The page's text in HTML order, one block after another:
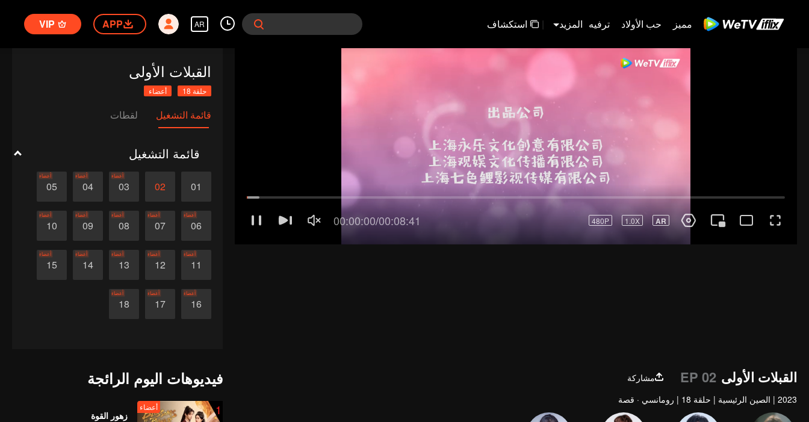
مميز حب الأولاد ترفيه المزيد | استكشاف AR
APP
VIP
القبلات الأولى
حلقة 18 أعضاء
قائمة التشغيل لقطات
قائمة التشغيل
01
02
03
أعضاء
04
أعضاء
05
أعضاء
06
أعضاء
07
أعضاء
08
أعضاء
09
أعضاء
10
أعضاء
11
أعضاء
12
أعضاء
13
أعضاء
14
أعضاء
15
أعضاء
16
أعضاء
17
أعضاء
18
أعضاء
القبلات الأولى EP 02
مشاركة
2023
| الصين الرئيسية | حلقة 18 | رومانسي · قصة
فيديوهات اليوم الرائجة
1 أعضاء
زهور القوة